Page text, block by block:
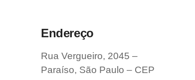
Endereço
Rua Vergueiro, 2045 –
Paraíso, São Paulo – CEP